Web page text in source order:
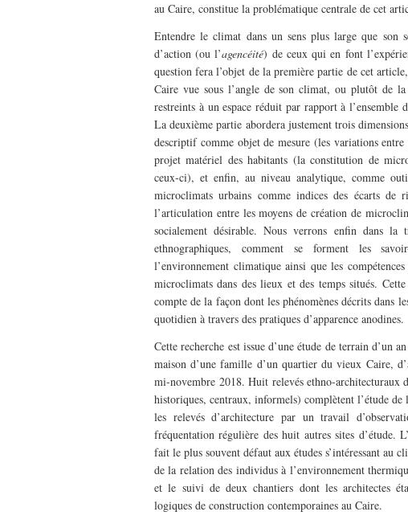
au Caire, constitue la problématique centrale de cet
Entendre le climat dans un sens plus large que son
d’action (ou l’agencéité) de ceux qui en font
question fera l’objet de la première partie de cet
Caire vue sous l’angle de son climat, ou plutôt de
restreints à un espace réduit par rapport à
La deuxième partie abordera justement trois
descriptif comme objet de mesure (les variations
projet matériel des habitants (la constitution de
ceux-ci), et enfin, au niveau analytique, comme
microclimats urbains comme indices des écarts
l’articulation entre les moyens de création de
socialement désirable. Nous verrons enfin dans
ethnographiques, comment se forment les
l’environnement climatique ainsi que les
microclimats dans des lieux et des temps situés.
compte de la façon dont les phénomènes décrits dans
quotidien à travers des pratiques d’apparence anodines.
Cette recherche est issue d’une étude de terrain d’un
maison d’une famille d’un quartier du vieux Caire,
mi-novembre 2018. Huit relevés ethno-architecturaux
historiques, centraux, informels) complètent l’étude
les relevés d’architecture par un travail
fréquentation régulière des huit autres sites d’étude.
fait le plus souvent défaut aux études s’intéressant au
de la relation des individus à l’environnement
et le suivi de deux chantiers dont les architectes
logiques de construction contemporaines au Caire.